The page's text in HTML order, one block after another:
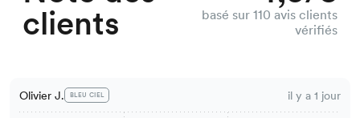
clients
basé sur 110 avis clients
vérifiés
Olivier J. BLEU CIEL il y a 1 jour